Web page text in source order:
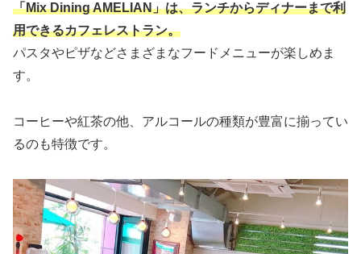
「Mix Dining AMELIAN」は、ランチからディナーまで利
用できるカフェレストラン。
パスタやピザなどさまざまなフードメニューが楽しめま
す。
コーヒーや紅茶の他、アルコールの種類が豊富に揃ってい
るのも特徴です。